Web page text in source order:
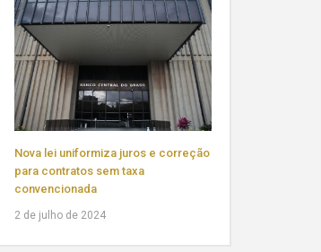
Nova lei uniformiza juros e correção
para contratos sem taxa
convencionada
2 de julho de 2024